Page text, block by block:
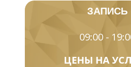
ЗАПИСЬ
09:00 -
ЦЕНЫ НА